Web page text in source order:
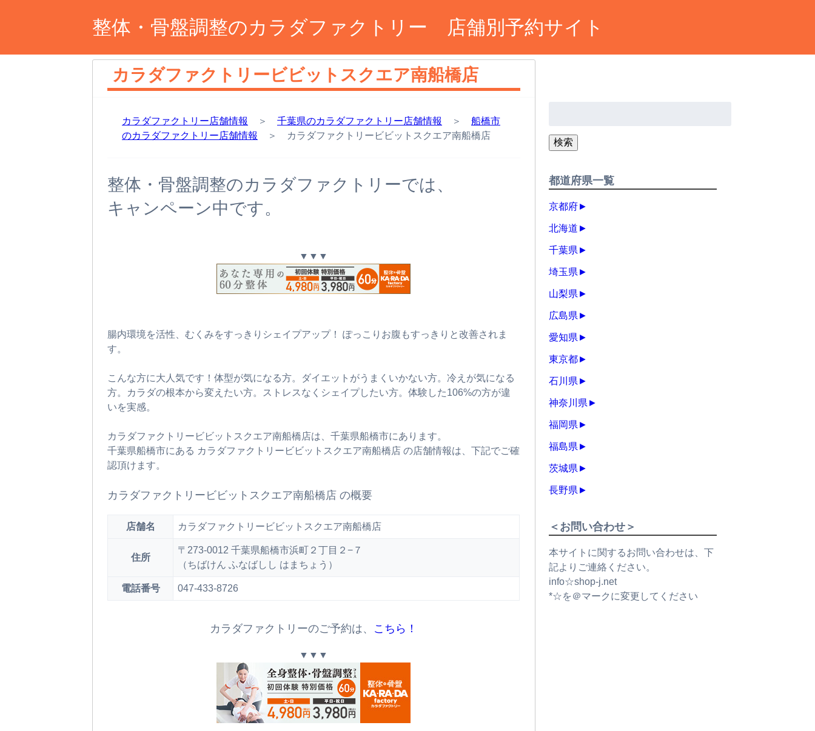
整体・骨盤調整のカラダファクトリー 店舗別予約サイト
カラダファクトリービビットスクエア南船橋店
カラダファクトリー店舗情報 ＞ 千葉県のカラダファクトリー店舗情報 ＞ 船橋市
のカラダファクトリー店舗情報
＞ カラダファクトリービビットスクエア南船橋店
整体・骨盤調整のカラダファクトリーでは、
キャンペーン中です。
▼▼▼
腸内環境を活性、むくみをすっきりシェイプアップ！ ぽっこりお腹もすっきりと改善されま
す。
こんな方に大人気です！体型が気になる方。ダイエットがうまくいかない方。冷えが気になる
方。カラダの根本から変えたい方。ストレスなくシェイプしたい方。体験した106%の方が違
いを実感。
カラダファクトリービビットスクエア南船橋店は、千葉県船橋市にあります。
千葉県船橋市にある カラダファクトリービビットスクエア南船橋店 の店舗情報は、下記でご確
認頂けます。
カラダファクトリービビットスクエア南船橋店 の概要
店舗名 カラダファクトリービビットスクエア南船橋店
住所
〒273-0012 千葉県船橋市浜町２丁目２−７
（ちばけん ふなばしし はまちょう）
電話番号 047-433-8726
カラダファクトリーのご予約は、 こちら！
▼▼▼
検索
都道府県一覧
京都府►
北海道 ►
千葉県 ►
埼玉県 ►
山梨県 ►
広島県 ►
愛知県 ►
東京都►
石川県 ►
神奈川県 ►
福岡県 ►
福島県 ►
茨城県 ►
長野県 ►
＜お問い合わせ＞
本サイトに関するお問い合わせは、下
記よりご連絡ください。
info☆shop-j.net
*☆を＠マークに変更してください